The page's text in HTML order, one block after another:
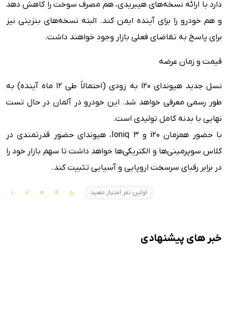
دارد با ارائه نسخه‌های هیبریدی، هم مصرف سوخت را کاهش دهد
و هم خودرو را برای آینده ایمن کند. البته نسخه‌های بنزینی نیز
برای پاسخ به تقاضای فعلی بازار وجود خواهند داشت.
قیمت و زمان عرضه
نسل جدید هیوندای i20 به زودی (احتمالاً طی ۱۲ ماه آینده) به
طور رسمی معرفی خواهد شد. این خودرو در آلمان در حال تست
نهایی با بدنه کامل تولیدی است.
با حضور همزمان i20 و Ioniq 3، هیوندای حضور قدرتمندی در
کلاس سوپرمینی‌ها و الکتریکی‌ها خواهد داشت تا سهم بازار خود را
در برابر رقبای سرسخت اروپایی و آسیایی تثبیت کند.
اولین نفر امتیاز دهید
خبر های پیشنهادی